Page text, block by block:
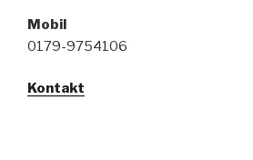
Mobil
0179-9754106
Kontakt